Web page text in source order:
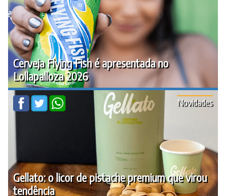
Cerveja Flying Fish é apresentada no
Lollapalloza 2026
Gellato: o licor de pistache premium que virou
tendência
Novidades